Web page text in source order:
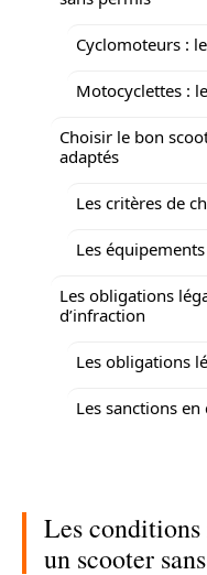
Cyclomoteurs :
Motocyclettes :
Choisir le bon
adaptés
Les critères de
Les
Les obligations
d’infraction
Les obligations
Les sanctions en
Les
un scooter